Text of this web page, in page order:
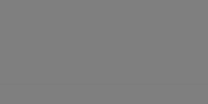
des Immobilien Magazins 2026. Wir freuen